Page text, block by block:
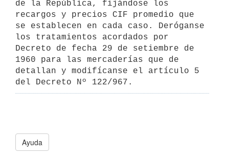
de la República, fijándose los
recargos y precios CIF promedio que
se establecen en cada caso. Deróganse
los tratamientos acordados por
Decreto de fecha 29 de setiembre de
1960 para las mercaderías que de
detallan y modifícanse el artículo 5
del Decreto Nº 122/967.
Ayuda